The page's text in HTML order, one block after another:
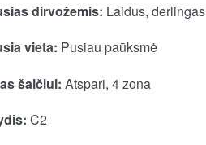
dirvožemis: Laidus, derlingas
vieta: Pusiau paūksmė
šalčiui: Atspari, 4 zona
C2